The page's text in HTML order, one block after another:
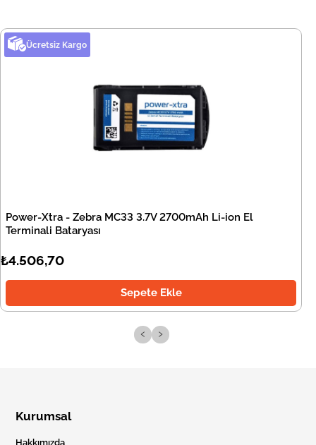
Ücretsiz Kargo
Power-Xtra - Zebra MC33 3.7V 2700mAh Li-ion El
Terminali Bataryası
₺4.506,70
Sepete Ekle
‹ ›
Kurumsal
Hakkımızda